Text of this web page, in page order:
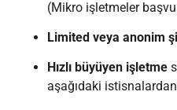
(Mikro işletmeler
Limited veya anonim
Hızlı büyüyen işletme
aşağıdaki